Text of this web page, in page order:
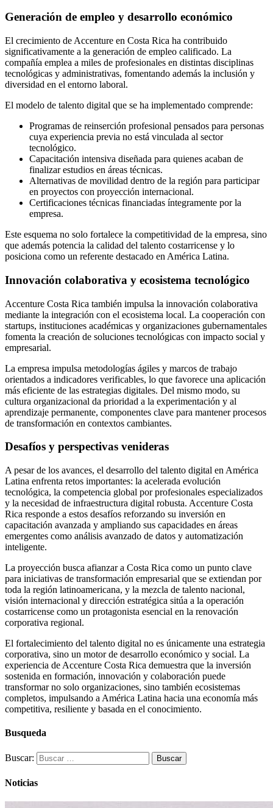
Generación de empleo y desarrollo económico
El crecimiento de Accenture en Costa Rica ha contribuido
significativamente a la generación de empleo calificado. La
compañía emplea a miles de profesionales en distintas disciplinas
tecnológicas y administrativas, fomentando además la inclusión y
diversidad en el entorno laboral.
El modelo de talento digital que se ha implementado comprende:
Programas de reinserción profesional pensados para personas
cuya experiencia previa no está vinculada al sector
tecnológico.
Capacitación intensiva diseñada para quienes acaban de
finalizar estudios en áreas técnicas.
Alternativas de movilidad dentro de la región para participar
en proyectos con proyección internacional.
Certificaciones técnicas financiadas íntegramente por la
empresa.
Este esquema no solo fortalece la competitividad de la empresa, sino
que además potencia la calidad del talento costarricense y lo
posiciona como un referente destacado en América Latina.
Innovación colaborativa y ecosistema tecnológico
Accenture Costa Rica también impulsa la innovación colaborativa
mediante la integración con el ecosistema local. La cooperación con
startups, instituciones académicas y organizaciones gubernamentales
fomenta la creación de soluciones tecnológicas con impacto social y
empresarial.
La empresa impulsa metodologías ágiles y marcos de trabajo
orientados a indicadores verificables, lo que favorece una aplicación
más eficiente de las estrategias digitales. Del mismo modo, su
cultura organizacional da prioridad a la experimentación y al
aprendizaje permanente, componentes clave para mantener procesos
de transformación en contextos cambiantes.
Desafíos y perspectivas venideras
A pesar de los avances, el desarrollo del talento digital en América
Latina enfrenta retos importantes: la acelerada evolución
tecnológica, la competencia global por profesionales especializados
y la necesidad de infraestructura digital robusta. Accenture Costa
Rica responde a estos desafíos reforzando su inversión en
capacitación avanzada y ampliando sus capacidades en áreas
emergentes como análisis avanzado de datos y automatización
inteligente.
La proyección busca afianzar a Costa Rica como un punto clave
para iniciativas de transformación empresarial que se extiendan por
toda la región latinoamericana, y la mezcla de talento nacional,
visión internacional y dirección estratégica sitúa a la operación
costarricense como un protagonista esencial en la renovación
corporativa regional.
El fortalecimiento del talento digital no es únicamente una estrategia
corporativa, sino un motor de desarrollo económico y social. La
experiencia de Accenture Costa Rica demuestra que la inversión
sostenida en formación, innovación y colaboración puede
transformar no solo organizaciones, sino también ecosistemas
completos, impulsando a América Latina hacia una economía más
competitiva, resiliente y basada en el conocimiento.
Busqueda
Buscar:
Noticias